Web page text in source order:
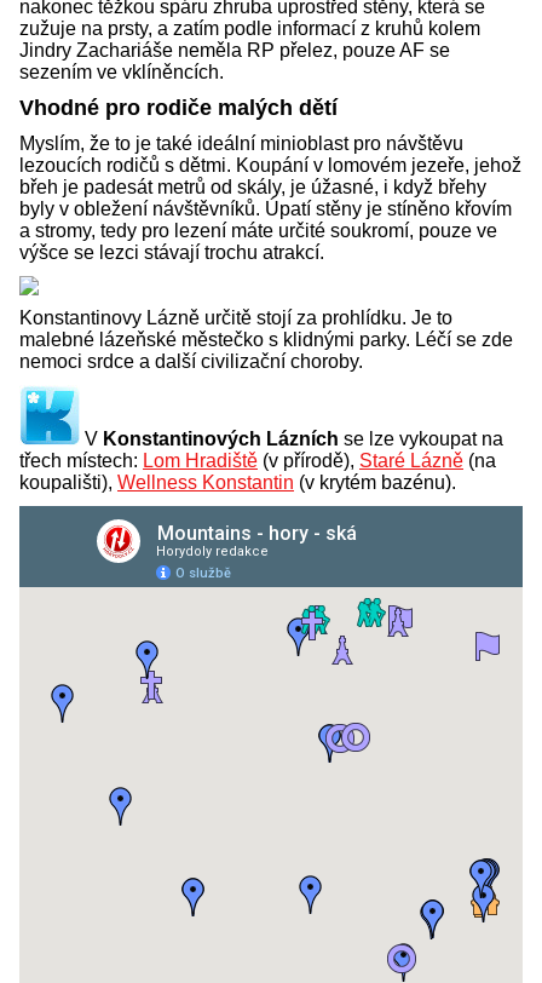
nakonec těžkou spáru zhruba uprostřed stěny, která se
zužuje na prsty, a zatím podle informací z kruhů kolem
Jindry Zachariáše neměla RP přelez, pouze AF se
sezením ve vklíněncích.
Vhodné pro rodiče malých dětí
Myslím, že to je také ideální minioblast pro návštěvu
lezoucích rodičů s dětmi. Koupání v lomovém jezeře, jehož
břeh je padesát metrů od skály, je úžasné, i když břehy
byly v obležení návštěvníků. Úpatí stěny je stíněno křovím
a stromy, tedy pro lezení máte určité soukromí, pouze ve
výšce se lezci stávají trochu atrakcí.
Konstantinovy Lázně určitě stojí za prohlídku. Je to
malebné lázeňské městečko s klidnými parky. Léčí se zde
nemoci srdce a další civilizační choroby.
V Konstantinových Lázních se lze vykoupat na
třech místech: Lom Hradiště (v přírodě), Staré Lázně (na
koupališti), Wellness Konstantin (v krytém bazénu).